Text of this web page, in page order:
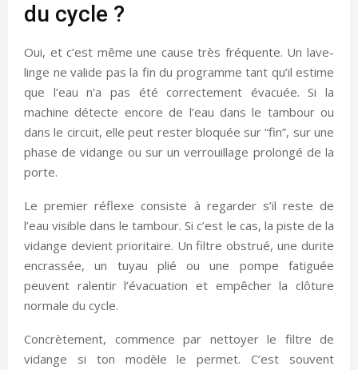
du cycle ?
Oui, et c’est même une cause très fréquente. Un lave-
linge ne valide pas la fin du programme tant qu’il estime
que l’eau n’a pas été correctement évacuée. Si la
machine détecte encore de l’eau dans le tambour ou
dans le circuit, elle peut rester bloquée sur “fin”, sur une
phase de vidange ou sur un verrouillage prolongé de la
porte.
Le premier réflexe consiste à regarder s’il reste de
l’eau visible dans le tambour. Si c’est le cas, la piste de la
vidange devient prioritaire. Un filtre obstrué, une durite
encrassée, un tuyau plié ou une pompe fatiguée
peuvent ralentir l’évacuation et empêcher la clôture
normale du cycle.
Concrètement, commence par nettoyer le filtre de
vidange si ton modèle le permet. C’est souvent